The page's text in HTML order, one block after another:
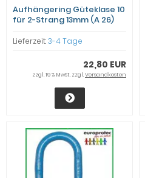
Aufhängering Güteklase 10
für 2-Strang 13mm (A 26)
Lieferzeit:3-4 Tage
22,80 EUR
zzgl. 19 % MwSt. zzgl.Versandkosten